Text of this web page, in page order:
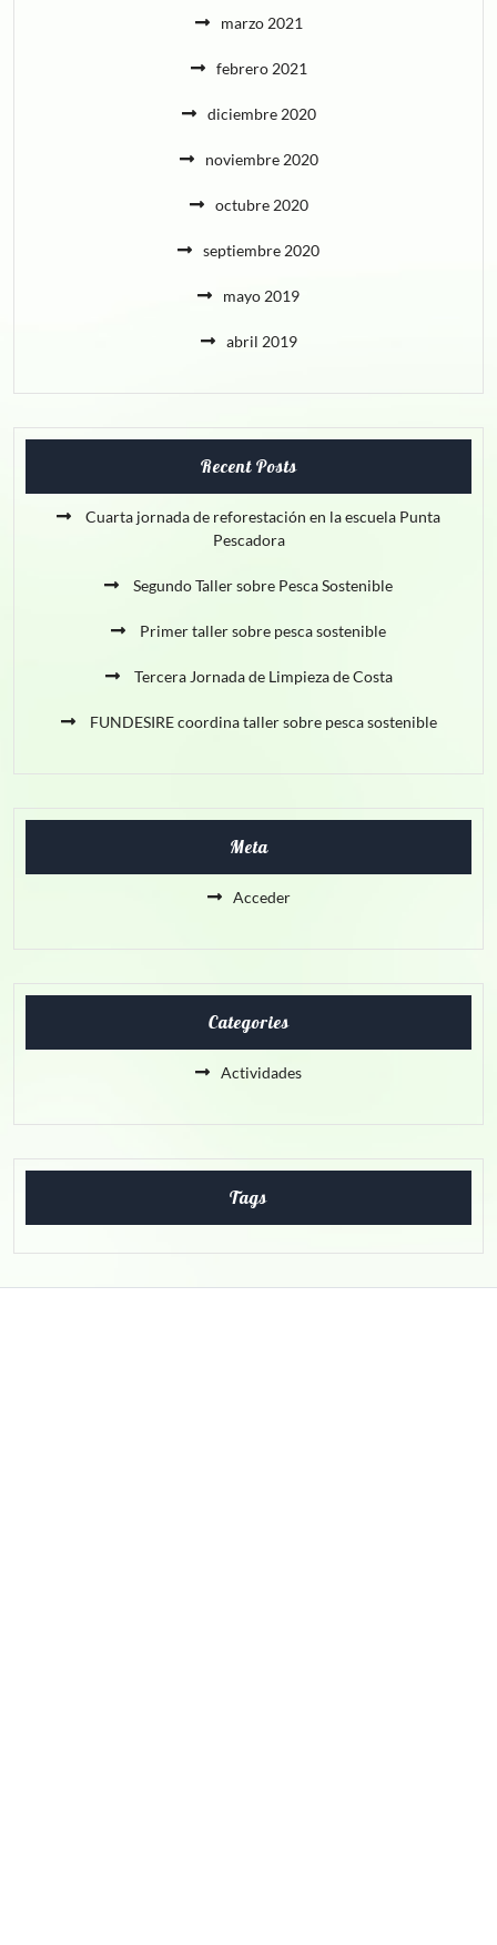
marzo 2021
febrero 2021
diciembre 2020
noviembre 2020
octubre 2020
septiembre 2020
mayo 2019
abril 2019
Recent Posts
Cuarta jornada de reforestación en la escuela Punta
Pescadora
Segundo Taller sobre Pesca Sostenible
Primer taller sobre pesca sostenible
Tercera Jornada de Limpieza de Costa
FUNDESIRE coordina taller sobre pesca sostenible
Meta
Acceder
Categories
Actividades
Tags